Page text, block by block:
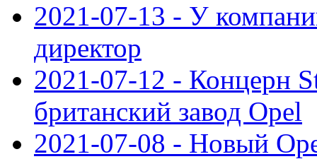
2021-07-13 - У
директор
2021-07-12 - Концерн
британский завод Opel
2021-07-08 - Новый